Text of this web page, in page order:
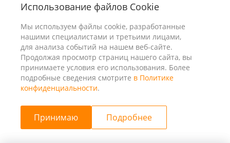
Использование файлов Cookie
Мы используем файлы cookie, разработанные
нашими специалистами и третьими лицами,
для анализа событий на нашем веб-сайте.
Продолжая просмотр страниц нашего сайта, вы
принимаете условия его использования. Более
подробные сведения смотрите в Политике
конфиденциальности.
Принимаю Подробнее